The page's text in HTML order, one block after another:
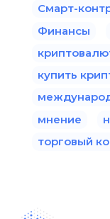
Смарт-
Финансы
купить
мнение
торговый